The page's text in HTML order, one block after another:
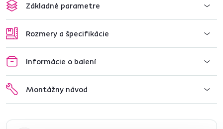
Základné parametre
Rozmery a špecifikácie
Informácie o balení
Montážny návod